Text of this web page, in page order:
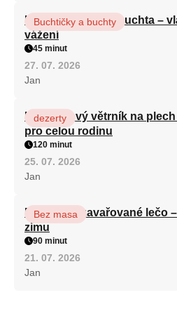
Hrnková maková buchta –
vážení
Buchtičky a buchty
45 minut
27. 07. 2026
Jan
Karamelový větrník na
pro celou rodinu
dezerty
120 minut
25. 07. 2026
Jan
Babiččino zavařované lečo
zimu
Bez masa
90 minut
21. 07. 2026
Jan